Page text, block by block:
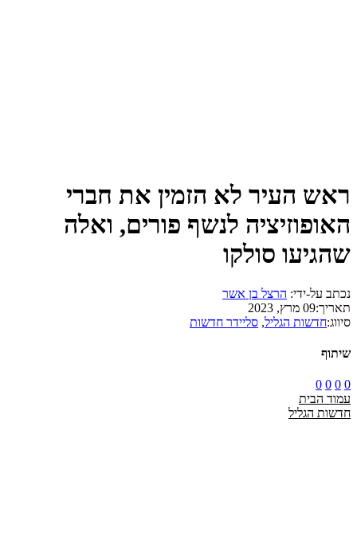
ראש העיר לא הזמין את חברי
האופוזיציה לנשף פורים, ואלה
שהגיעו סולקו
נכתב על-ידי: הרצל בן אשר
תאריך:09 מרץ, 2023
סיווג:חדשות הגליל, סליידר חדשות
שיתוף
0
0
0
0
עמוד הבית
חדשות הגליל